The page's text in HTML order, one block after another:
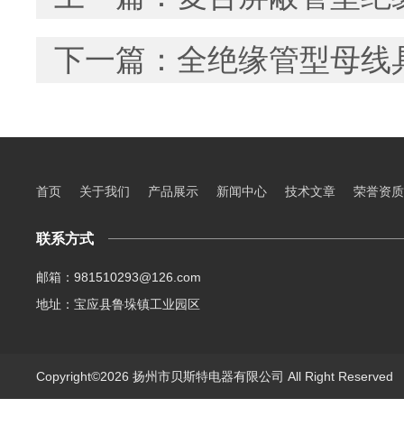
下一篇： 全绝缘管型母线
首页 关于我们 产品展示 新闻中心 技术文章 荣誉资质
联系方式
邮箱：981510293@126.com
地址：宝应县鲁垛镇工业园区
Copyright©2026 扬州市贝斯特电器有限公司 All Right